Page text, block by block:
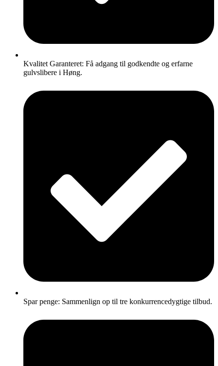
Kvalitet Garanteret: Få adgang til godkendte og erfarne
gulvslibere i Høng.
Spar penge: Sammenlign op til tre konkurrencedygtige tilbud.